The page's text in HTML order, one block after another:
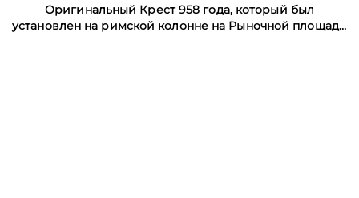
Оригинальный Крест 958 года, который был
установлен на римской колонне на Рыночной площади